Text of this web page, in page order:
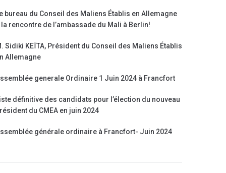
bureau du Conseil des Maliens Établis en Allemagne
la rencontre de l’ambassade du Mali à Berlin!
Sidiki KEÏTA, Président du Conseil des Maliens Établis
Allemagne
generale Ordinaire 1 Juin 2024 à Francfort
définitive des candidats pour l’élection du nouveau
du CMEA en juin 2024
générale ordinaire à Francfort- Juin 2024